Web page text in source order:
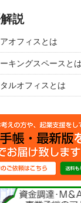
説
オフィスとは
キングスペースとは
ルオフィスとは